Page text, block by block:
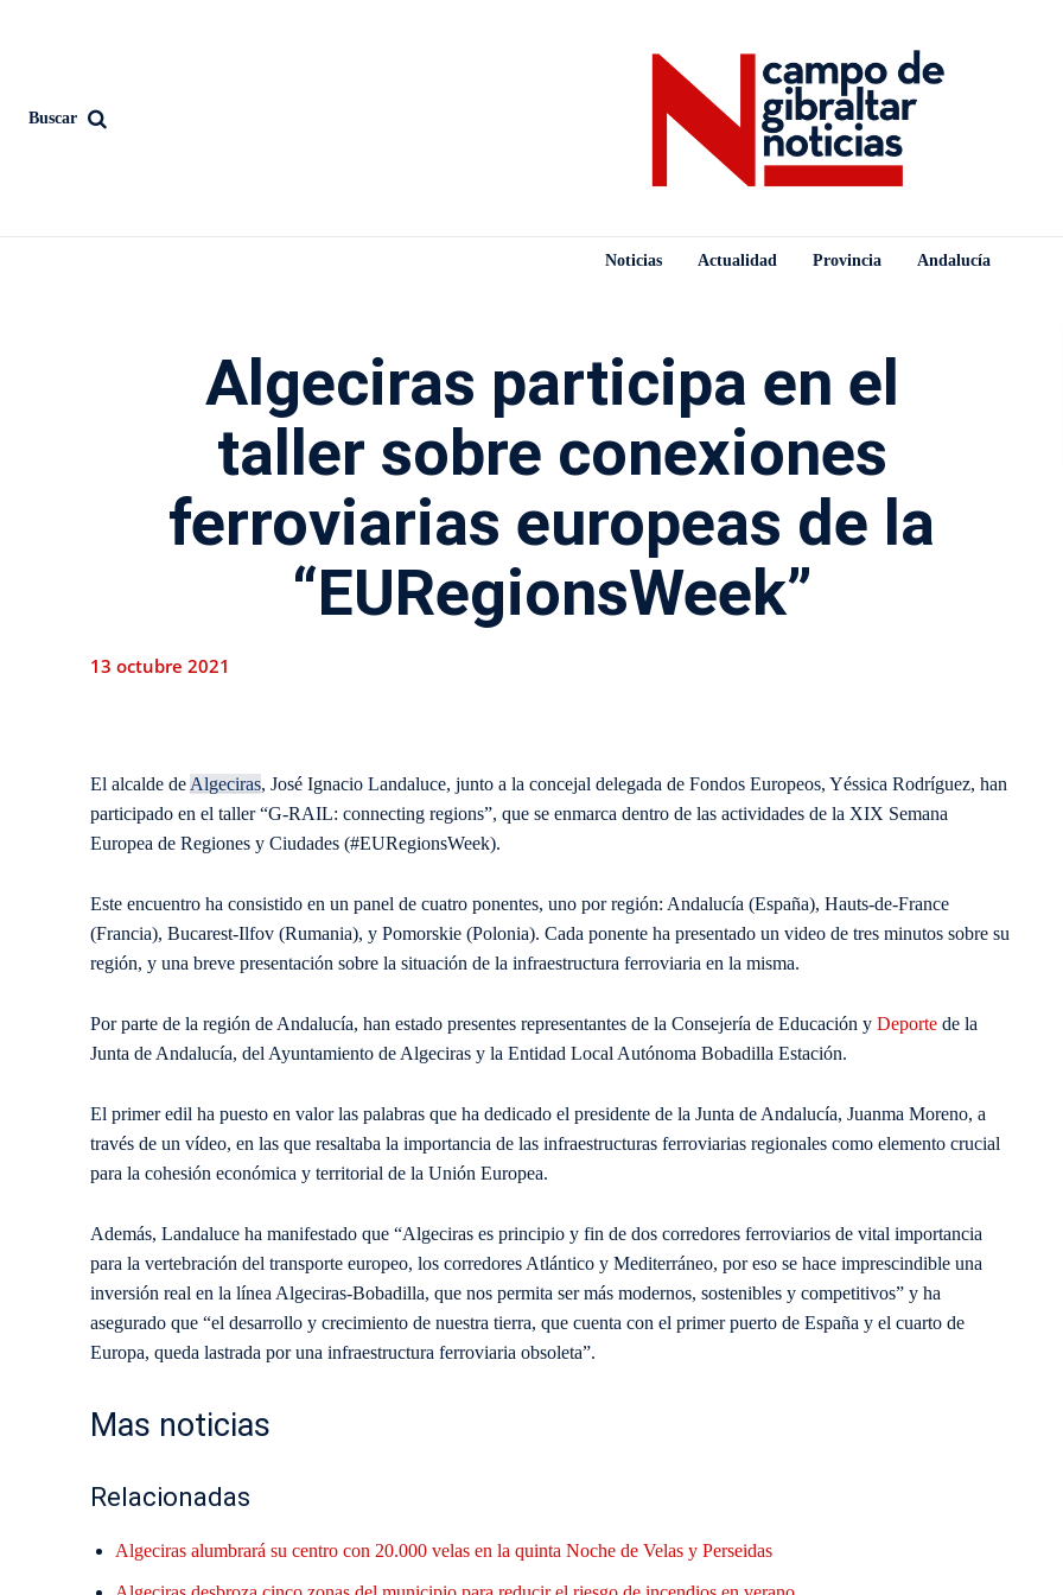
Buscar
Noticias Actualidad Provincia Andalucía
Algeciras participa en el
taller sobre conexiones
ferroviarias europeas de la
“EURegionsWeek”
13 octubre 2021
El alcalde de Algeciras, José Ignacio Landaluce, junto a la concejal delegada de Fondos Europeos, Yéssica Rodríguez, han
participado en el taller “G-RAIL: connecting regions”, que se enmarca dentro de las actividades de la XIX Semana
Europea de Regiones y Ciudades (#EURegionsWeek).
Este encuentro ha consistido en un panel de cuatro ponentes, uno por región: Andalucía (España), Hauts-de-France
(Francia), Bucarest-Ilfov (Rumania), y Pomorskie (Polonia). Cada ponente ha presentado un video de tres minutos sobre su
región, y una breve presentación sobre la situación de la infraestructura ferroviaria en la misma.
Por parte de la región de Andalucía, han estado presentes representantes de la Consejería de Educación y Deporte de la
Junta de Andalucía, del Ayuntamiento de Algeciras y la Entidad Local Autónoma Bobadilla Estación.
El primer edil ha puesto en valor las palabras que ha dedicado el presidente de la Junta de Andalucía, Juanma Moreno, a
través de un vídeo, en las que resaltaba la importancia de las infraestructuras ferroviarias regionales como elemento crucial
para la cohesión económica y territorial de la Unión Europea.
Además, Landaluce ha manifestado que “Algeciras es principio y fin de dos corredores ferroviarios de vital importancia
para la vertebración del transporte europeo, los corredores Atlántico y Mediterráneo, por eso se hace imprescindible una
inversión real en la línea Algeciras-Bobadilla, que nos permita ser más modernos, sostenibles y competitivos” y ha
asegurado que “el desarrollo y crecimiento de nuestra tierra, que cuenta con el primer puerto de España y el cuarto de
Europa, queda lastrada por una infraestructura ferroviaria obsoleta”.
Mas noticias
Relacionadas
Algeciras alumbrará su centro con 20.000 velas en la quinta Noche de Velas y Perseidas